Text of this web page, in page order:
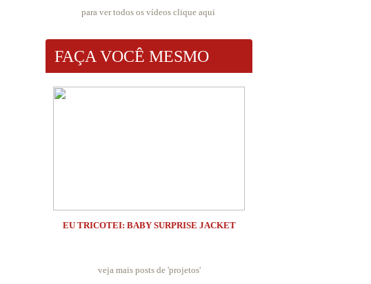
para ver todos os vídeos clique aqui
FAÇA VOCÊ MESMO
EU TRICOTEI: BABY SURPRISE JACKET
veja mais posts de 'projetos'